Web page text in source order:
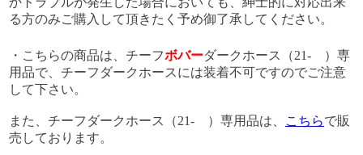
る方のみご購入して頂きたく予め御了承してください。
・こちらの商品は、チーフボバーダークホース（21- ）専
用品で、チーフダークホースには装着不可ですのでご注意
して下さい。
また、チーフダークホース（21- ）専用品は、 こちらで販
売しております。